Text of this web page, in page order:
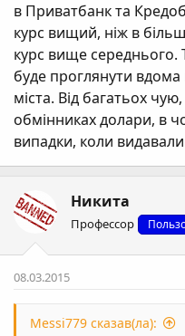
в Приватбанк та
курс вищий, ніж в
курс вище
буде проглянути вдома
міста. Від багатьох
обмінниках долари, в
випадки, коли
Никита
Профессор
08.03.2015
Messi779 сказав(ла):